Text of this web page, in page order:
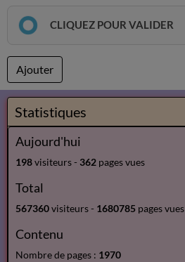
CLIQUEZ POUR VALIDER
Ajouter
Statistiques
Aujourd'hui
198visiteurs - 362 pages vues
Total
567360visiteurs - 1680785 pages vues
Contenu
Nombre de pages : 1970